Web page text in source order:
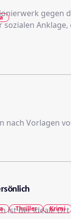
gegen
sozialen
nach Vorlagen
ist der ideale
Thriller Krimi